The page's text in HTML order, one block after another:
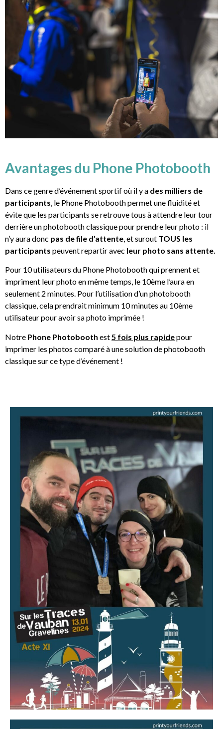
Avantages du Phone Photobooth
Dans ce genre d’événement sportif où il y a des milliers de
participants, le Phone Photobooth permet une fluidité et
évite que les participants se retrouve tous à attendre leur tour
derrière un photobooth classique pour prendre leur photo : il
n’y aura donc pas de file d’attente, et surout TOUS les
participants peuvent repartir avec leur photo sans attente.
Pour 10 utilisateurs du Phone Photobooth qui prennent et
impriment leur photo en même temps, le 10ème l’aura en
seulement 2 minutes. Pour l’utilisation d’un photobooth
classique, cela prendrait minimum 10 minutes au 10ème
utilisateur pour avoir sa photo imprimée !
Notre Phone Photobooth est5 fois plus rapidepour
imprimer les photos comparé à une solution de photobooth
classique sur ce type d’événement !